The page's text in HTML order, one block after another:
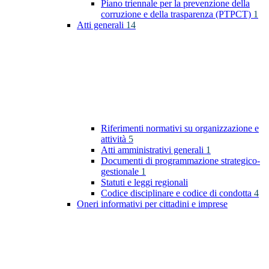
Piano triennale per la prevenzione della
corruzione e della trasparenza (PTPCT) 1
Atti generali 14
Riferimenti normativi su organizzazione e
attività 5
Atti amministrativi generali 1
Documenti di programmazione strategico-
gestionale 1
Statuti e leggi regionali
Codice disciplinare e codice di condotta 4
Oneri informativi per cittadini e imprese